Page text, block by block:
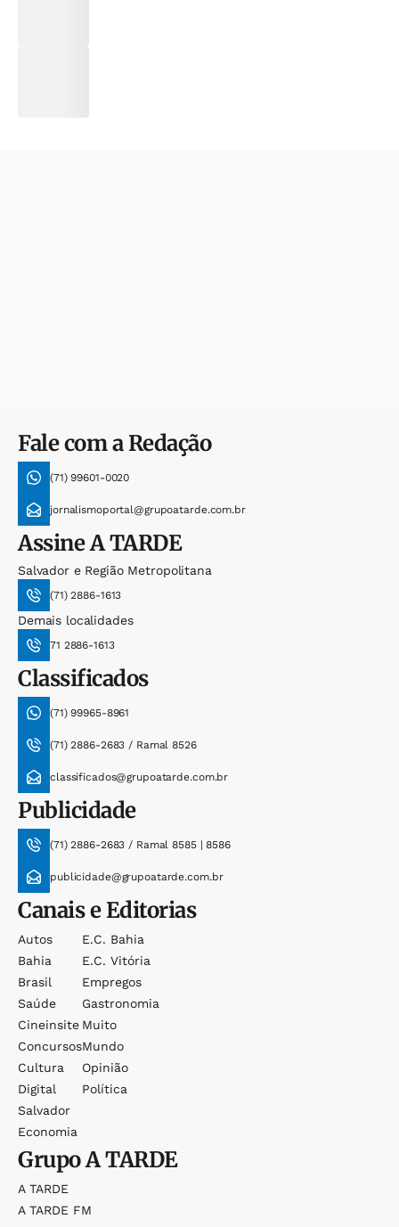
Fale com a Redação
(71) 99601-0020
jornalismoportal@grupoatarde.com.br
AssineA TARDE
Salvador e Região Metropolitana
(71) 2886-1613
Demais localidades
71 2886-1613
Classificados
(71) 99965-8961
(71) 2886-2683 / Ramal 8526
classificados@grupoatarde.com.br
Publicidade
(71) 2886-2683 / Ramal 8585 | 8586
publicidade@grupoatarde.com.br
Canais e Editorias
Autos
Bahia
Brasil
Saúde
Cineinsite
Concursos
Cultura
Digital
Salvador
Economia
E.c. Bahia
E.c. Vitória
Empregos
Gastronomia
Muito
Mundo
Opinião
Política
GrupoA TARDE
A TARDE
A TARDE FM